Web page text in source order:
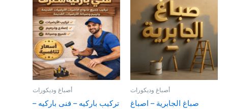
أصباغ وديكورات
تركيب باركيه – فنى باركيه –
أصباغ وديكورات
صباغ الجابرية – اصباغ